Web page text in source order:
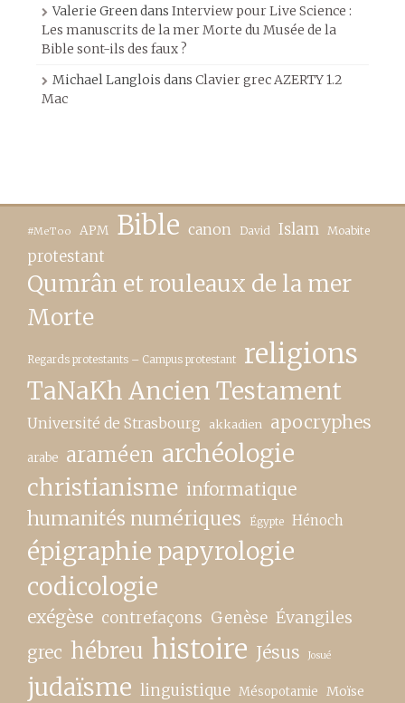
Valerie Greendans Interview pour Live Science :
Les manuscrits de la mer Morte du Musée de la
Bible sont-ils des faux ?
Michael Langlois dans Clavier grec AZERTY 1.2
Mac
#MeToo APM Bible canon David Islam Moabite
protestant
Qumrân et rouleaux de la mer
Morte
Regards protestants – Campus protestant religions
TaNaKh Ancien Testament
Université de Strasbourg akkadien apocryphes
arabe araméen archéologie
christianisme informatique
humanités numériques Égypte Hénoch
épigraphie papyrologie
codicologie
exégèse contrefaçons Genèse Évangiles
grec hébreu histoire Jésus Josué
judaïsme linguistique Mésopotamie Moïse